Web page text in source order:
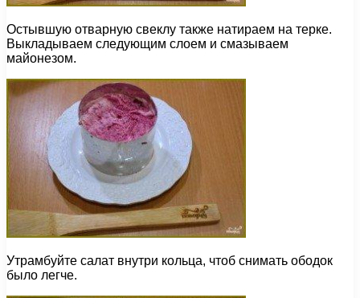
Остывшую отварную свеклу также натираем на терке.
Выкладываем следующим слоем и смазываем
майонезом.
Утрамбуйте салат внутри кольца, чтоб снимать ободок
было легче.